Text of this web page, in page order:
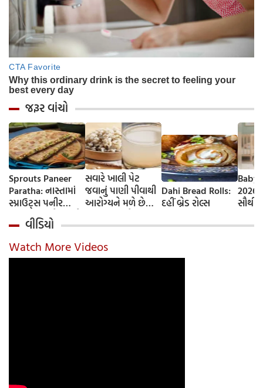
જરૂર વાંચો
Sprouts Paneer
Paratha: નાસ્તામાં
સ્પ્રાઉટ્સ પનીર
પરાઠા બનાવો, તમને
પ્રોટીનનો ડબલ ડોઝ
મળશે
સવારે ખાલી પેટ
જવાનું પાણી પીવાથી
આરોગ્યને મળે છે
જાણીએ તેના ફાયદા
અને ઉપયોગ કરવાની
યોગ્ય રીત
Dahi Bread Rolls:
દહીં બ્રેડ રોલ્સ
Baby
વીડિયો
Watch More Videos